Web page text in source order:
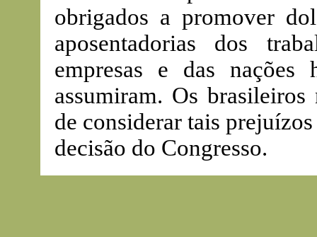
obrigados a promover
aposentadorias dos
empresas e das nações
assumiram. Os
de considerar tais
decisão do Congresso.